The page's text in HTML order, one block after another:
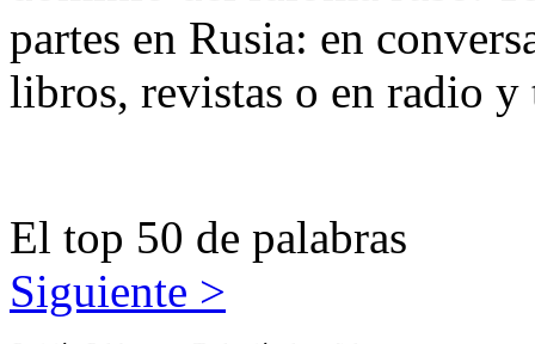
partes en Rusia: en
libros, revistas o en radio
El top 50 de
Siguiente >